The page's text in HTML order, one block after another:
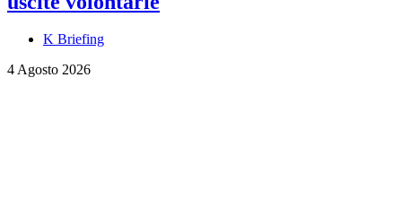
K Briefing
4 Agosto 2026